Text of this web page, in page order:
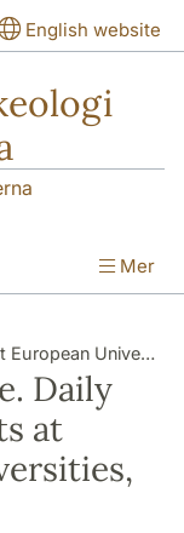
English website
Mer
1200–1600
Daily
at